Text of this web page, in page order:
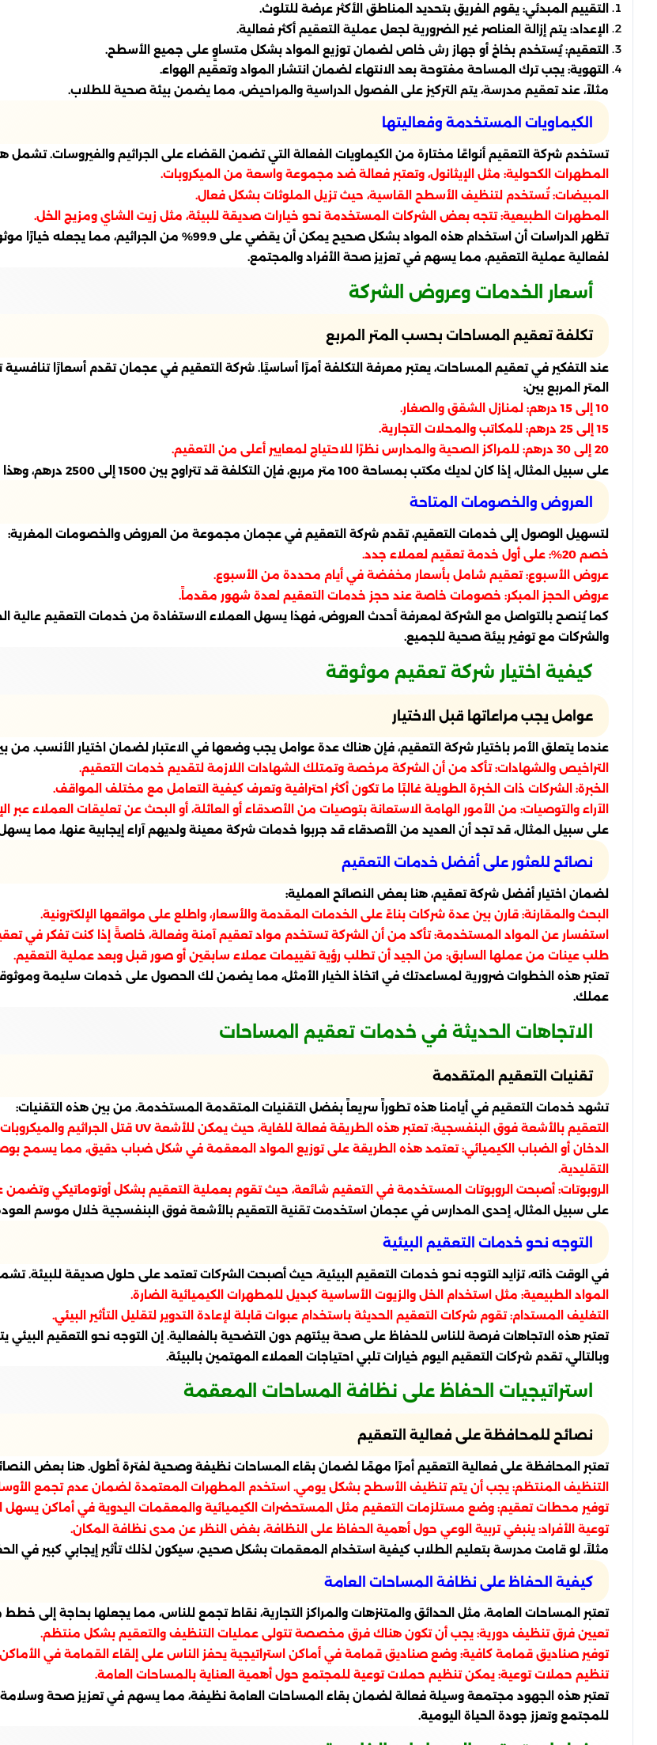
التقييم المبدئي: يقوم الفريق بتحديد المناطق الأكثر عرضة للتلوث.
الإعداد: يتم إزالة العناصر غير الضرورية لجعل عملية التعقيم أكثر فعالية.
التعقيم: يُستخدم بخاخ أو جهاز رش خاص لضمان توزيع المواد بشكل متساوٍ على جميع الأسطح.
التهوية: يجب ترك المساحة مفتوحة بعد الانتهاء لضمان انتشار المواد وتعقيم الهواء.
مثلاً، عند تعقيم مدرسة، يتم التركيز على الفصول الدراسية والمراحيض، مما يضمن بيئة صحية للطلاب.
الكيماويات المستخدمة وفعاليتها
تستخدم شركة التعقيم أنواعًا مختارة من الكيماويات الفعالة التي تضمن القضاء على الجراثيم والفيروسات. تشمل
المطهرات الكحولية: مثل الإيثانول، وتعتبر فعالة ضد مجموعة واسعة من الميكروبات.
المبيضات: تُستخدم لتنظيف الأسطح القاسية، حيث تزيل الملوثات بشكل فعال.
المطهرات الطبيعية: تتجه بعض الشركات المستخدمة نحو خيارات صديقة للبيئة، مثل زيت الشاي ومزيج الخل.
تظهر الدراسات أن استخدام هذه المواد بشكل صحيح يمكن أن
لفعالية عملية التعقيم، مما يسهم في تعزيز صحة الأفراد والمجتمع.
أسعار الخدمات وعروض الشركة
تكلفة تعقيم المساحات بحسب المتر المربع
عند التفكير في تعقيم المساحات، يعتبر معرفة التكلفة أمرًا أساسيًا. شركة التعقيم في عجمان تقدم أسعارًا
المتر المربع بين:
10 إلى 15 درهم: لمنازل الشقق والصغار.
15 إلى 25 درهم: للمكاتب والمحلات التجارية.
20 إلى 30 درهم: للمراكز الصحية والمدارس نظرًا للاحتياج لمعايير أعلى من التعقيم.
على سبيل المثال، إذا كان لديك مكتب بمساحة 100 متر مربع، فإن التكلفة قد تتراوح بين 1500 إلى 2500 درهم، وهذا يعتمد على مستوى التعقيم المطلوب.
العروض والخصومات المتاحة
لتسهيل الوصول إلى خدمات التعقيم، تقدم شركة التعقيم في عجمان مجموعة من العروض والخصومات المغرية:
خصم 20%: على أول خدمة تعقيم لعملاء جدد.
عروض الأسبوع: تعقيم شامل بأسعار مخفضة في أيام محددة من الأسبوع.
عروض الحجز المبكر: خصومات خاصة عند حجز خدمات التعقيم لعدة شهور مقدماً.
كما يُنصح بالتواصل مع الشركة لمعرفة أحدث العروض، فهذا يسهل العملاء الاستفادة من خدمات التعقيم عالية
والشركات مع توفير بيئة صحية للجميع.
كيفية اختيار شركة تعقيم موثوقة
عوامل يجب مراعاتها قبل الاختيار
عندما يتعلق الأمر باختيار شركة التعقيم، فإن هناك عدة عوامل يجب وضعها في الاعتبار لضمان اختيار الأنسب. من
التراخيص والشهادات: تأكد من أن الشركة مرخصة وتمتلك الشهادات اللازمة لتقديم خدمات التعقيم.
الخبرة: الشركات ذات الخبرة الطويلة غالبًا ما تكون أكثر احترافية وتعرف كيفية التعامل مع مختلف المواقف.
الآراء والتوصيات: من الأمور الهامة الاستعانة بتوصيات من الأصدقاء أو العائلة، أو البحث عن تعليقات العملاء عبر
على سبيل المثال، قد تجد أن العديد من الأصدقاء قد جربوا خدمات شركة معينة ولديهم آراء إيجابية عنها، مما يسهل
نصائح للعثور على أفضل خدمات التعقيم
لضمان اختيار أفضل شركة تعقيم، هنا بعض النصائح العملية:
البحث والمقارنة: قارن بين عدة شركات بناءً على الخدمات المقدمة والأسعار، واطلع على مواقعها الإلكترونية.
استفسار عن المواد المستخدمة: تأكد من أن الشركة تستخدم مواد تعقيم آمنة وفعالة، خاصةً إذا كنت تفكر في
طلب عينات من عملها السابق: من الجيد أن تطلب رؤية تقييمات عملاء سابقين أو صور قبل وبعد عملية التعقيم.
تعتبر هذه الخطوات ضرورية لمساعدتك في اتخاذ الخيار الأمثل، مما يضمن لك الحصول على خدمات سليمة
عملك.
الاتجاهات الحديثة في خدمات تعقيم المساحات
تقنيات التعقيم المتقدمة
تشهد خدمات التعقيم في أيامنا هذه تطوراً سريعاً بفضل التقنيات المتقدمة المستخدمة. من بين هذه التقنيات:
التعقيم بالأشعة فوق البنفسجية: تعتبر هذه الطريقة فعالة للغاية، حيث يمكن للأشعة UV قتل الجراثيم والميكروبات على الأسطح بدون استخدام مواد كيميائية.
الدخان أو الضباب الكيميائي: تعتمد هذه الطريقة على توزيع المواد المعقمة في شكل ضباب دقيق، مما يسمح
التقليدية.
الروبوتات: أصبحت الروبوتات المستخدمة في التعقيم شائعة، حيث تقوم بعملية التعقيم بشكل أوتوماتيكي وتضمن
على سبيل المثال، إحدى المدارس في عجمان استخدمت تقنية التعقيم بالأشعة فوق البنفسجية خلال موسم
التوجه نحو خدمات التعقيم البيئية
في الوقت ذاته، تزايد التوجه نحو خدمات التعقيم البيئية، حيث أصبحت الشركات تعتمد على حلول صديقة للبيئة.
المواد الطبيعية: مثل استخدام الخل والزيوت الأساسية كبديل للمطهرات الكيميائية الضارة.
التغليف المستدام: تقوم شركات التعقيم الحديثة باستخدام عبوات قابلة لإعادة التدوير لتقليل التأثير البيئي.
تعتبر هذه الاتجاهات فرصة للناس للحفاظ على صحة بيئتهم دون التضحية بالفعالية. إن التوجه نحو التعقيم
وبالتالي، تقدم شركات التعقيم اليوم خيارات تلبي احتياجات العملاء المهتمين بالبيئة.
استراتيجيات الحفاظ على نظافة المساحات المعقمة
نصائح للمحافظة على فعالية التعقيم
تعتبر المحافظة على فعالية التعقيم أمرًا مهمًا لضمان بقاء المساحات نظيفة وصحية لفترة أطول. هنا بعض
التنظيف المنتظم: يجب أن يتم تنظيف الأسطح بشكل يومي. استخدم المطهرات المعتمدة لضمان عدم تجمع الأوساخ
توفير محطات تعقيم: وضع مستلزمات التعقيم مثل المستحضرات الكيميائية والمعقمات اليدوية في أماكن يسهل
توعية الأفراد: ينبغي تربية الوعي حول أهمية الحفاظ على النظافة، بغض النظر عن مدى نظافة المكان.
مثلاً، لو قامت مدرسة بتعليم الطلاب كيفية استخدام المعقمات بشكل صحيح، سيكون لذلك تأثير إيجابي كبير في
كيفية الحفاظ على نظافة المساحات العامة
تعتبر المساحات العامة، مثل الحدائق والمتنزهات والمراكز التجارية، نقاط تجمع للناس، مما يجعلها بحاجة إلى
تعيين فرق تنظيف دورية: يجب أن تكون هناك فرق مخصصة تتولى عمليات التنظيف والتعقيم بشكل منتظم.
توفير صناديق قمامة كافية: وضع صناديق قمامة في أماكن استراتيجية يحفز الناس على إلقاء القمامة في
تنظيم حملات توعية: يمكن تنظيم حملات توعية للمجتمع حول أهمية العناية بالمساحات العامة.
تعتبر هذه الجهود مجتمعة وسيلة فعالة لضمان بقاء المساحات العامة نظيفة، مما يسهم في تعزيز صحة وسلامة
للمجتمع وتعزز جودة الحياة اليومية.